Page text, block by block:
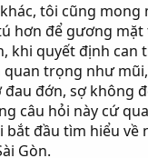
tôi cũng mong
hơn để gương mặt
khi quyết định can
quan trọng như
đau đớn, sợ không
câu hỏi này cứ
bắt đầu tìm hiểu về
Gòn.